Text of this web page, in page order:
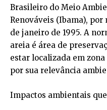
Brasileiro do Meio
Renováveis (Ibama), por
de janeiro de 1995. A
areia é área de
estar localizada em
por sua relevância
Impactos ambientais